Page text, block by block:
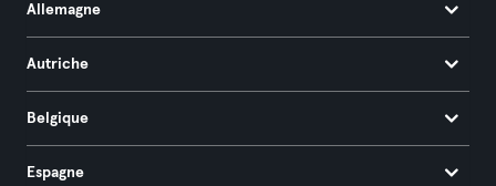
Allemagne
Autriche
Belgique
Espagne